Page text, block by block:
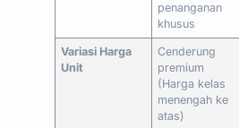
penanganan
khusus
Variasi Harga
Unit
Cenderung
premium
(Harga kelas
menengah ke
atas)